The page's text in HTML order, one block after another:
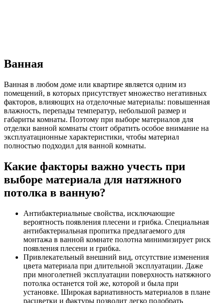
Ванная
Ванная в любом доме или квартире является одним из
помещений, в которых присутствует множество негативных
факторов, влияющих на отделочные материалы: повышенная
влажность, перепады температур, небольшой размер и
габариты комнаты. Поэтому при выборе материалов для
отделки ванной комнаты стоит обратить особое внимание на
эксплуатационные характеристики, чтобы материал
полностью подходил для ванной комнаты.
Какие факторы важно учесть при
выборе материала для натяжного
потолка в ванную?
Антибактериальные свойства, исключающие
вероятность появления плесени и грибка. Специальная
антибактериальная пропитка предлагаемого для
монтажа в ванной комнате полотна минимизирует риск
появления плесени и грибка.
Привлекательный внешний вид, отсутствие изменения
цвета материала при длительной эксплуатации. Даже
при многолетней эксплуатации поверхность натяжного
потолка останется той же, которой и была при
установке. Широкая вариативность материалов в плане
расцветки и фактуры позволит легко подобрать